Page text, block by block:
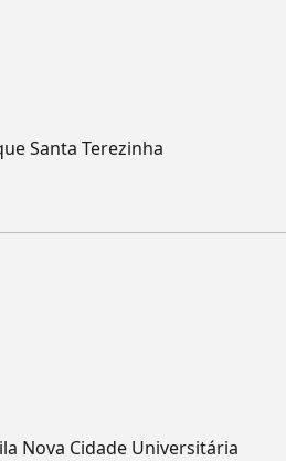
Santa Terezinha
Nova Cidade Universitária